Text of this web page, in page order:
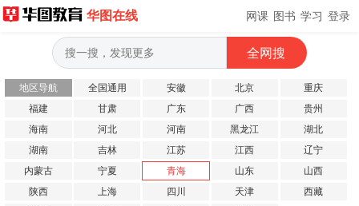
华图在线 网课 图书 学习 登录
地区导航 全国通用 安徽 北京
重庆
福建
甘肃 广东 广西
贵州
海南
河北 河南 黑龙江
湖北
湖南
吉林 江苏 江西
辽宁
内蒙古
宁夏 青海 山东
山西
陕西
上海 四川 天津
西藏